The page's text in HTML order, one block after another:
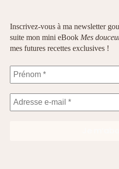
Inscrivez-vous à ma newsletter
suite mon mini eBook Mes
mes futures recettes exclusives !